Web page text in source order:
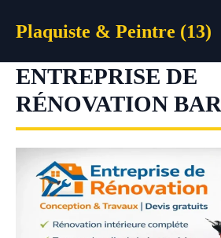
Plaquiste & Peintre (13)
ENTREPRISE DE
RÉNOVATION